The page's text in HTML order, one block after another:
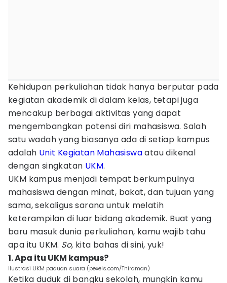
Kehidupan perkuliahan tidak hanya berputar pada
kegiatan akademik di dalam kelas, tetapi juga
mencakup berbagai aktivitas yang dapat
mengembangkan potensi diri mahasiswa. Salah
satu wadah yang biasanya ada di setiap kampus
adalah Unit Kegiatan Mahasiswaatau dikenal
dengan singkatan UKM.
UKM kampus menjadi tempat berkumpulnya
mahasiswa dengan minat, bakat, dan tujuan yang
sama, sekaligus sarana untuk melatih
keterampilan di luar bidang akademik. Buat yang
baru masuk dunia perkuliahan, kamu wajib tahu
apa itu UKM. So, kita bahas di sini, yuk!
1. Apa itu UKM kampus?
Ilustrasi UKM paduan suara (pexels.com/Thirdman)
Ketika duduk di bangku sekolah, mungkin kamu